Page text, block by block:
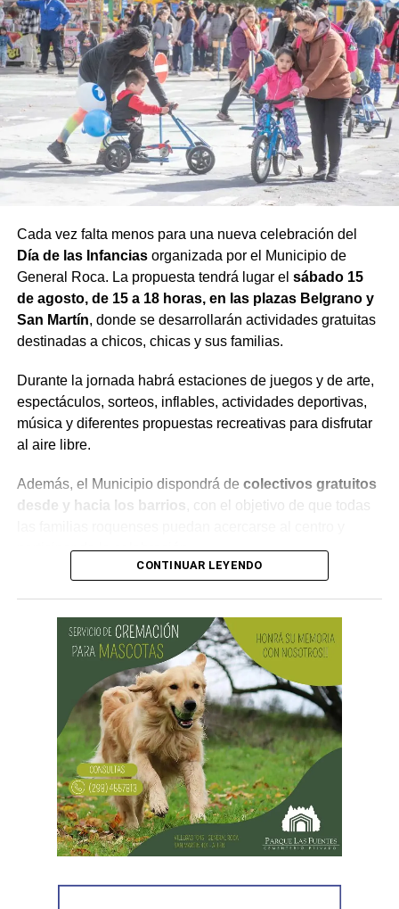
Cada vez falta menos para una nueva celebración del
Día de las Infanciasorganizada por el Municipio de
General Roca. La propuesta tendrá lugar el sábado 15
de agosto, de 15 a 18 horas, en las plazas Belgrano y
San Martín, donde se desarrollarán actividades gratuitas
destinadas a chicos, chicas y sus familias.
Durante la jornada habrá estaciones de juegos y de arte,
espectáculos, sorteos, inflables, actividades deportivas,
música y diferentes propuestas recreativas para disfrutar
al aire libre.
Además, el Municipio dispondrá de colectivos gratuitos
desde y hacia los barrios , con el objetivo de que todas
participar de la celebración.
¿Por qué se celebra el Día de las
Infancias?
La conmemoración tiene su origen en una
recomendación realizada por la Organización de las
Naciones Unidas (ONU) en 1954, mediante la cual se
propuso que los países destinaran una jornada para
promover la fraternidad entre niños y niñas y concientizar
sobre su derecho a la salud, la educación y la protección.
En Argentina, esta celebración comenzó a realizarse en
1960 con actividades sociales y culturales destinadas a
promover el bienestar de la niñez en todo el país.
¿Por qué se habla de infancias?
CONTINUAR LEYENDO